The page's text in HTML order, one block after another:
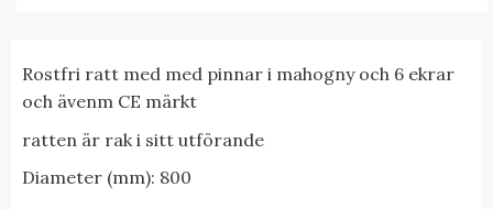
Rostfri ratt med med pinnar i mahogny och 6 ekrar
och ävenm CE märkt
ratten är rak i sitt utförande
Diameter (mm): 800